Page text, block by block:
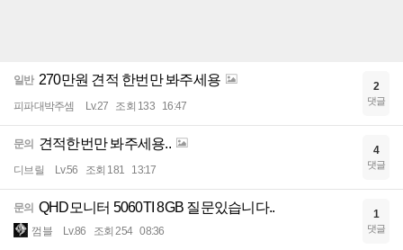
일반 270만원 견적 한번만 봐주세용
피파대박주셈 Lv.27 조회 133 16:47
2
댓글
문의 견적한번만 봐주세용..
디브릴 Lv.56 조회 181 13:17
4
댓글
문의 QHD모니터 5060TI 8GB 질문있습니다..
껌블 Lv.86 조회 254 08:36
1
댓글